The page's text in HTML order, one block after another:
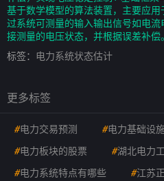
基于数学模型的算法装置，主要应
过系统可测量的输入输出信号如电
接测量的电压状态，并根据误差补偿。
标签： 电力系统状态估计
更多标签
#电力交易预测 #电力基础设
#电力板块的股票 #湖北电力
#电力系统特点有哪些 #江苏